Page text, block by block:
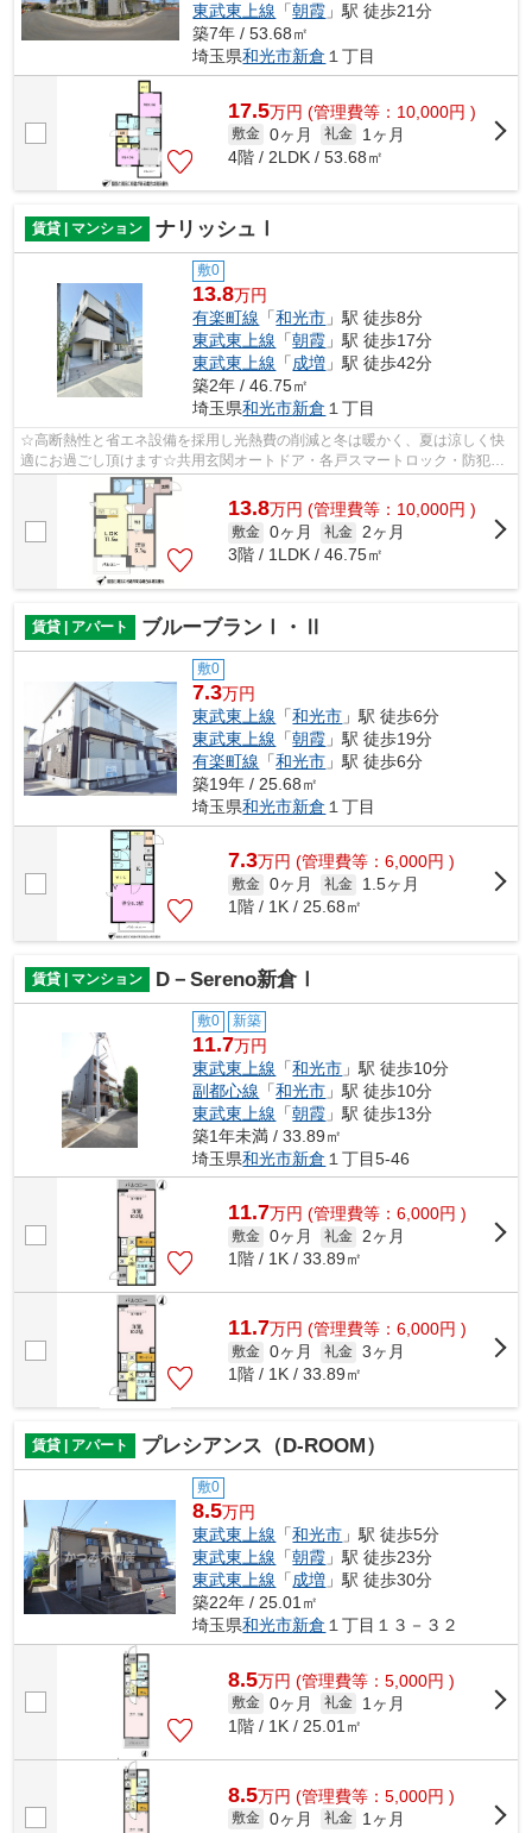
東武東上線 「朝霞 」駅 徒歩21分
築7年 / 53.68㎡
埼玉県和光市新倉 １丁目
17.5万円 (管理費等：10,000円 )
敷金 0ヶ月 礼金
1ヶ月
4階 / 2LDK / 53.68㎡
賃貸 | マンション ナリッシュⅠ
敷0
13.8万円
有楽町線 「和光市 」駅 徒歩8分
東武東上線 「朝霞 」駅 徒歩17分
東武東上線 「成増 」駅 徒歩42分
築2年 / 46.75㎡
埼玉県和光市新倉 １丁目
☆高断熱性と省エネ設備を採用し光熱費の削減と冬は暖かく、夏は涼しく快
適にお過ごし頂けます☆共用玄関オートドア・各戸スマートロック・防犯カ
メラ・宅配ＢＯＸ・無料インターネット...
13.8万円 (管理費等：10,000円 )
敷金 0ヶ月 礼金 2ヶ月
3階 / 1LDK / 46.75㎡
賃貸 | アパート ブルーブランⅠ・Ⅱ
敷0
7.3万円
東武東上線 「和光市 」駅 徒歩6分
東武東上線 「朝霞 」駅 徒歩19分
有楽町線 「和光市 」駅 徒歩6分
築19年 / 25.68㎡
埼玉県和光市新倉 １丁目
7.3万円 (管理費等：6,000円 )
敷金 0ヶ月 礼金
1.5ヶ月
1階 / 1K / 25.68㎡
賃貸 | マンション D－Sereno新倉Ⅰ
敷0 新築
11.7万円
東武東上線 「和光市 」駅 徒歩10分
副都心線 「和光市 」駅 徒歩10分
東武東上線 「朝霞 」駅 徒歩13分
築1年未満 / 33.89㎡
埼玉県和光市新倉 １丁目5-46
11.7万円 (管理費等：6,000円 )
敷金 0ヶ月 礼金
2ヶ月
1階 / 1K / 33.89㎡
11.7万円 (管理費等：6,000円 )
敷金 0ヶ月 礼金 3ヶ月
1階 / 1K / 33.89㎡
賃貸 | アパート プレシアンス（D-ROOM）
敷0
8.5万円
東武東上線 「和光市 」駅 徒歩5分
東武東上線 「朝霞 」駅 徒歩23分
東武東上線 「成増 」駅 徒歩30分
築22年 / 25.01㎡
埼玉県和光市新倉 １丁目１３－３２
8.5万円 (管理費等：5,000円 )
敷金 0ヶ月 礼金
1ヶ月
1階 / 1K / 25.01㎡
8.5万円 (管理費等：5,000円 )
敷金 0ヶ月 礼金
1ヶ月